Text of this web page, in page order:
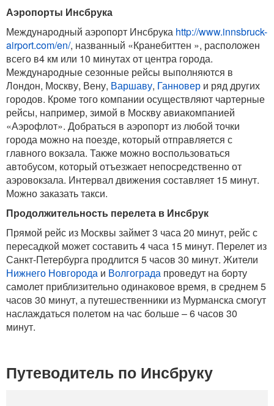
Аэропорты Инсбрука
Международный аэропорт Инсбрука http://www.innsbruck-
airport.com/en/, названный «Кранебиттен », расположен
всего в4 км или 10 минутах от центра города.
Международные сезонные рейсы выполняются в
Лондон, Москву, Вену, Варшаву, Ганновер и ряд других
городов. Кроме того компании осуществляют чартерные
рейсы, например, зимой в Москву авиакомпанией
«Аэрофлот». Добраться в аэропорт из любой точки
города можно на поезде, который отправляется с
главного вокзала. Также можно воспользоваться
автобусом, который отъезжает непосредственно от
аэровокзала. Интервал движения составляет 15 минут.
Можно заказать такси.
Продолжительность перелета в Инсбрук
Прямой рейс из Москвы займет 3 часа 20 минут, рейс с
пересадкой может составить 4 часа 15 минут. Перелет из
Санкт-Петербурга продлится 5 часов 30 минут. Жители
Нижнего Новгорода и Волгограда проведут на борту
самолет приблизительно одинаковое время, в среднем 5
часов 30 минут, а путешественники из Мурманска смогут
наслаждаться полетом на час больше – 6 часов 30
минут.
Путеводитель по Инсбруку